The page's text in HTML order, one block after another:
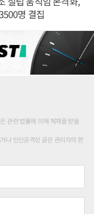
명 결집
관련 법률에 의해 제재를 받을
나 인신공격성 글은 관리자의 판